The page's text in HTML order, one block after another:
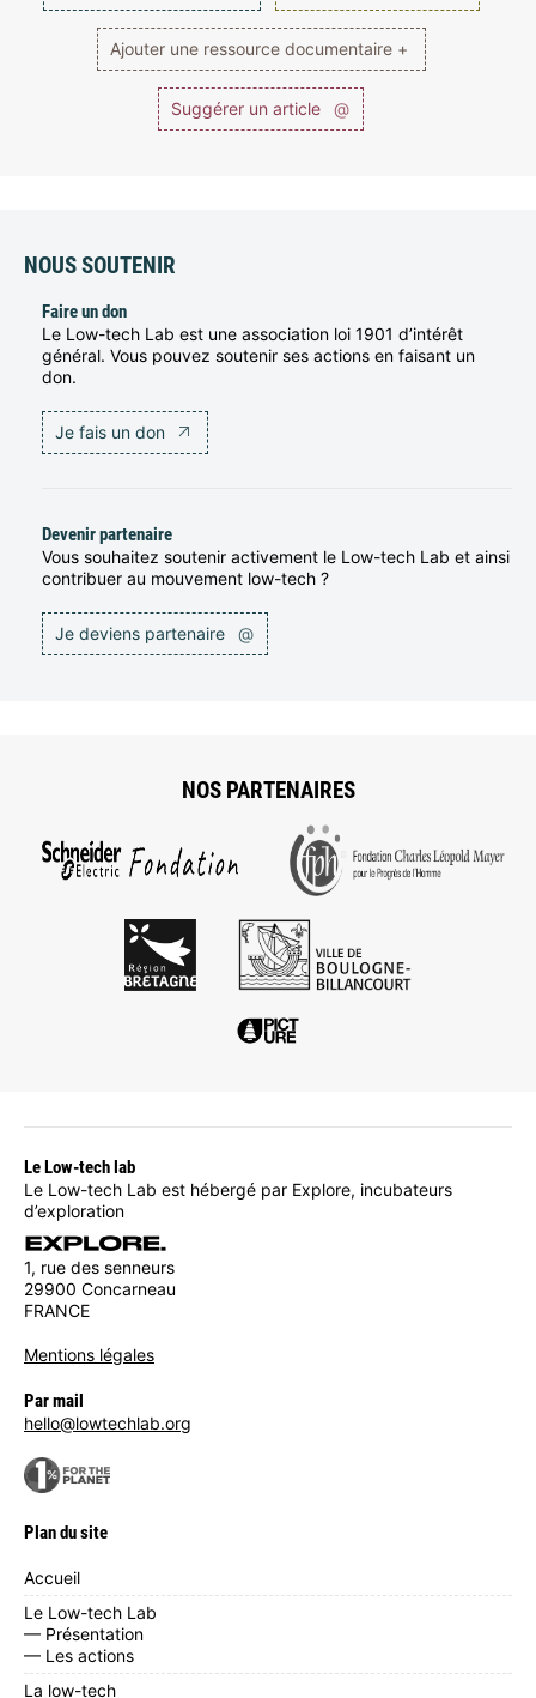
Ajouter une ressource documentaire +
Suggérer un article @
NOUS SOUTENIR
Faire un don
Le Low-tech Lab est une association loi 1901 d’intérêt
général. Vous pouvez soutenir ses actions en faisant un
don.
Je fais un don
Devenir partenaire
Vous souhaitez soutenir activement le Low-tech Lab et ainsi
contribuer au mouvement low-tech ?
Je deviens partenaire @
NOS PARTENAIRES
Le Low-tech lab
Le Low-tech Lab est hébergé par Explore, incubateurs
d’exploration
1, rue des senneurs
29900 Concarneau
FRANCE
Mentions légales
Par mail
hello@lowtechlab.org
Plan du site
Accueil
Le Low-tech Lab
— Présentation
— Les actions
La low-tech